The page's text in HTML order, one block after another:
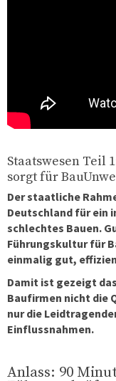
Staatswesen Teil
sorgt für
Der staatliche
Deutschland für ein
schlechtes Bauen.
Führungskultur für
einmalig gut,
Damit ist gezeigt
Baufirmen nicht die
nur die
Einflussnahmen.
Anlass: 90